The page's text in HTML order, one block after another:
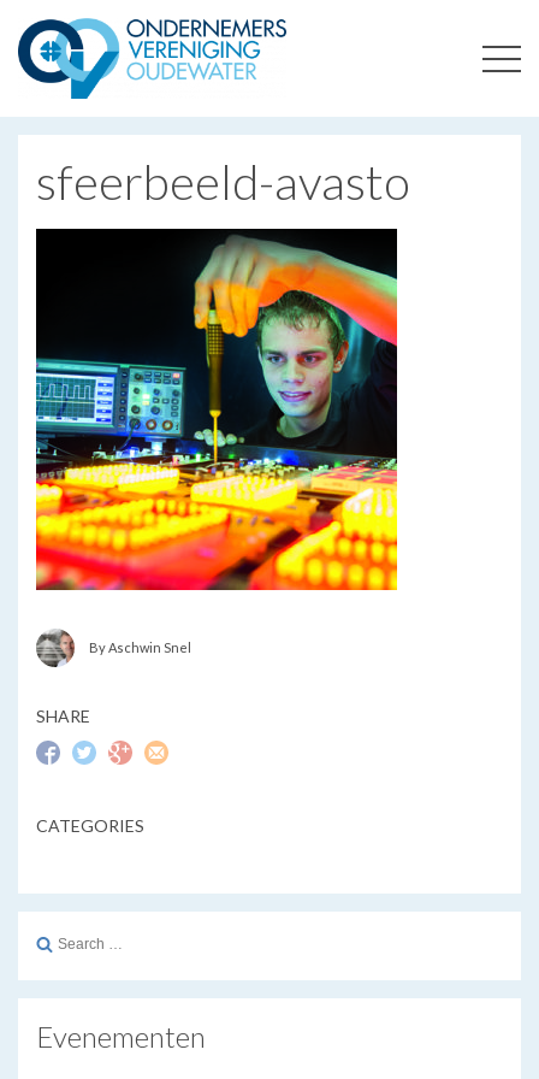
ONDERNEMERSVERENIGING OUDEWATER
sfeerbeeld-avasto
By Aschwin Snel
SHARE
CATEGORIES
Search
Evenementen